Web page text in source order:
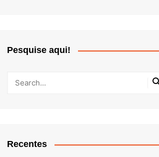
Pesquise aqui!
Recentes